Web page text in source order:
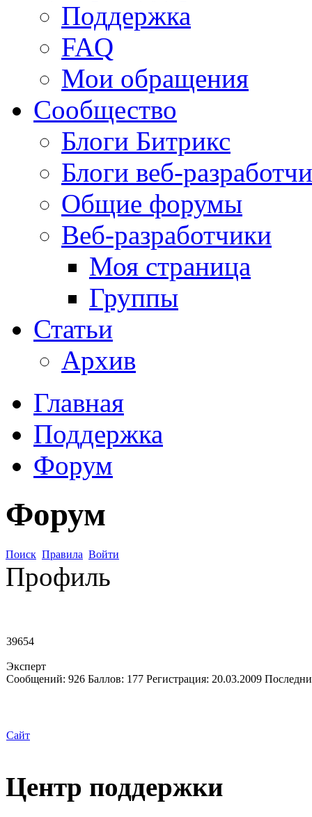
Поддержка
FAQ
Мои обращения
Сообщество
Блоги Битрикс
Блоги веб-
Общие форумы
Веб-разработчики
Моя страница
Группы
Статьи
Архив
Главная
Поддержка
Форум
Форум
Поиск Правила Войти
Профиль
39654
Эксперт
Сообщений: 926 Баллов: 177 Регистрация: 20.03.2009
Сайт
Центр поддержки